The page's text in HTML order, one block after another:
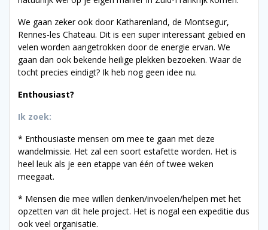
We gaan zeker ook door Katharenland, de Montsegur,
Rennes-les Chateau. Dit is een super interessant gebied en
velen worden aangetrokken door de energie ervan. We
gaan dan ook bekende heilige plekken bezoeken. Waar de
tocht precies eindigt? Ik heb nog geen idee nu.
Enthousiast?
Ik zoek:
* Enthousiaste mensen om mee te gaan met deze
wandelmissie. Het zal een soort estafette worden. Het is
heel leuk als je een etappe van één of twee weken
meegaat.
* Mensen die mee willen denken/invoelen/helpen met het
opzetten van dit hele project. Het is nogal een expeditie dus
ook veel organisatie.